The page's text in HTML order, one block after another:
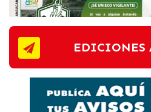
EDICIONES